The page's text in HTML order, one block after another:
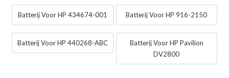
Batterij Voor HP 434674-001 Batterij Voor HP 916-2150
Batterij Voor HP 440268-ABC
Batterij Voor HP Pavilion
DV2800